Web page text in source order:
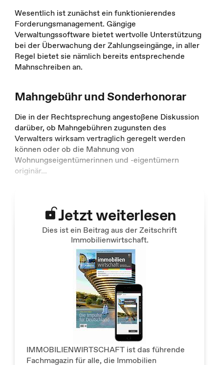
Wesentlich ist zunächst ein funktionierendes
Forderungsmanagement. Gängige
Verwaltungssoftware bietet wertvolle Unterstützung
bei der Überwachung der Zahlungseingänge, in aller
Regel bietet sie nämlich bereits entsprechende
Mahnschreiben an.
Mahngebühr und Sonderhonorar
Die in der Rechtsprechung angestoßene Diskussion
darüber, ob Mahngebühren zugunsten des
Verwalters wirksam vertraglich geregelt werden
können oder ob die Mahnung von
Wohnungseigentümerinnen und -eigentümern
originär...
Jetzt weiterlesen
Dies ist ein Beitrag aus der Zeitschrift
Immobilienwirtschaft.
IMMOBILIENWIRTSCHAFT ist das führende
Fachmagazin für alle, die Immobilien